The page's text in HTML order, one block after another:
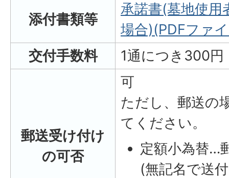
添付書類等
承諾書(墓地使用
場合)(PDFファ
交付手数料
1通につき300円
郵送受け付け
の可否
可
ただし、郵送の
てください。
定額小為替…
(無記名で送